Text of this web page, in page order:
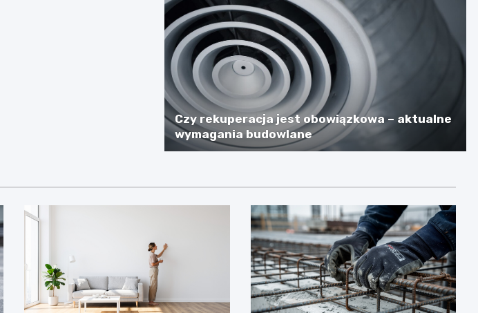
Czy rekuperacja jest obowiązkowa – aktualne
wymagania budowlane